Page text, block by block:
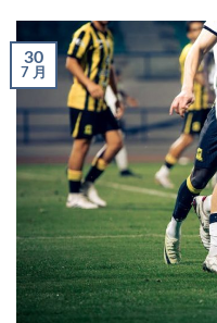
30
7 月